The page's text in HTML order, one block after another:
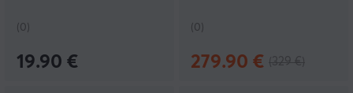
(0)
19.90 €
(0)
279.90 €